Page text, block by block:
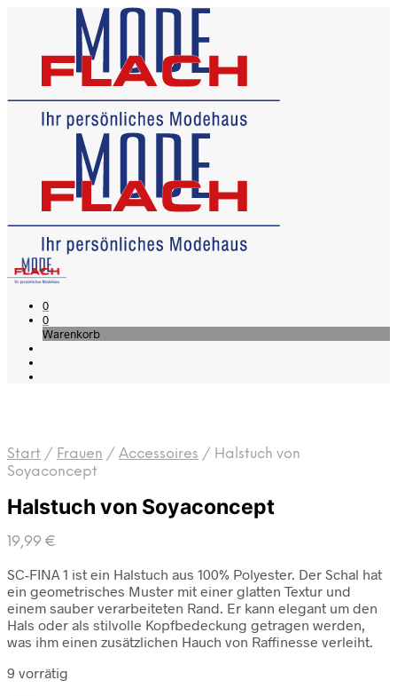
0
0
Warenkorb
Start / Frauen / Accessoires / Halstuch von
Soyaconcept
Halstuch von Soyaconcept
19,99 €
SC-FINA 1 ist ein Halstuch aus 100% Polyester. Der Schal hat
ein geometrisches Muster mit einer glatten Textur und
einem sauber verarbeiteten Rand. Er kann elegant um den
Hals oder als stilvolle Kopfbedeckung getragen werden,
was ihm einen zusätzlichen Hauch von Raffinesse verleiht.
9 vorrätig